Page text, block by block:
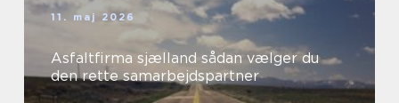
11. maj 2026
Asfaltfirma sjælland sådan vælger du
den rette samarbejdspartner